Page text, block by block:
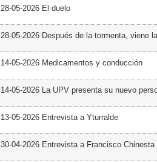
28-05-2026 El duelo
28-05-2026 Después de la tormenta, viene
14-05-2026 Medicamentos y conducción
14-05-2026 La UPV presenta su nuevo
13-05-2026 Entrevista a Yturralde
30-04-2026 Entrevista a Francisco Chinesta